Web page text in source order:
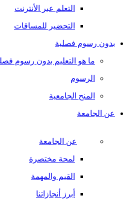
التعلم عبر الأنترنت
التحضير للمساقات
بدون رسوم فصلية
ما هو التعليم بدون رسوم
الرسوم
المنح الجامعية
عن الجامعة
عن الجامعة
لمحة مختصرة
القيم والمهمة
أبرز أنجازاتنا